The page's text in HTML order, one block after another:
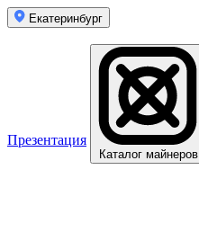
Екатеринбург
Презентация
Каталог майнеров